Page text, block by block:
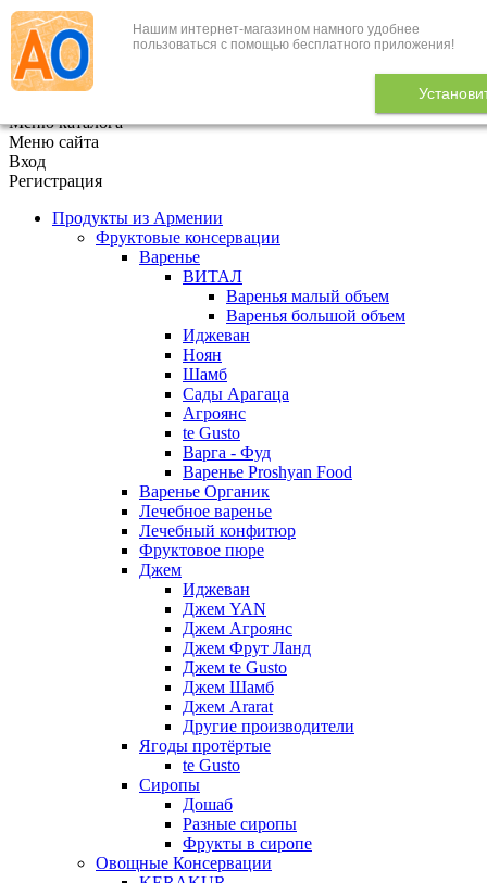
Нашим интернет-магазином намного удобнее
пользоваться с помощью бесплатного приложения!
+7 (495) 646-888-1
В корзине 0
Меню каталога
Меню сайта
Вход
Регистрация
Продукты из Армении
Фруктовые консервации
Варенье
ВИТАЛ
Варенья малый объем
Варенья большой объем
Иджеван
Ноян
Шамб
Сады Арагаца
Агроянс
te Gusto
Варга - Фуд
Варенье Proshyan Food
Варенье Органик
Лечебное варенье
Лечебный конфитюр
Фруктовое пюре
Джем
Иджеван
Джем YAN
Джем Агроянс
Джем Фрут Ланд
Джем te Gusto
Джем Шамб
Джем Ararat
Другие производители
Ягоды протёртые
te Gusto
Сиропы
Дошаб
Разные сиропы
Фрукты в сиропе
Овощные Консервации